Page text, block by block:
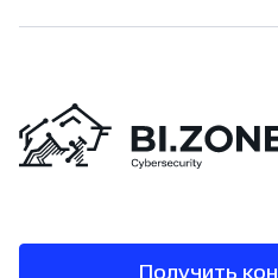
Получить